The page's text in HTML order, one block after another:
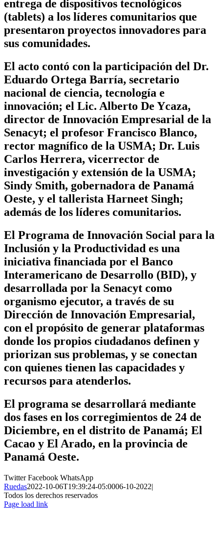
entrega de dispositivos tecnológicos
(tablets) a los líderes comunitarios que
presentaron proyectos innovadores para
sus comunidades.
El acto contó con la participación del Dr.
Eduardo Ortega Barría, secretario
nacional de ciencia, tecnología e
innovación; el Lic. Alberto De Ycaza,
director de Innovación Empresarial de la
Senacyt; el profesor Francisco Blanco,
rector magnífico de la USMA; Dr. Luis
Carlos Herrera, vicerrector de
investigación y extensión de la USMA;
Sindy Smith, gobernadora de Panamá
Oeste, y el tallerista Harneet Singh;
además de los líderes comunitarios.
El Programa de Innovación Social para la
Inclusión y la Productividad es una
iniciativa financiada por el Banco
Interamericano de Desarrollo (BID), y
desarrollada por la Senacyt como
organismo ejecutor, a través de su
Dirección de Innovación Empresarial,
con el propósito de generar plataformas
donde los propios ciudadanos definen y
priorizan sus problemas, y se conectan
con quienes tienen las capacidades y
recursos para atenderlos.
El programa se desarrollará mediante
dos fases en los corregimientos de 24 de
Diciembre, en el distrito de Panamá; El
Cacao y El Arado, en la provincia de
Panamá Oeste.
TwitterFacebook WhatsApp
Ruedas2022-10-06T19:39:24-05:0006-10-2022|
Todos los derechos reservados
Page load link